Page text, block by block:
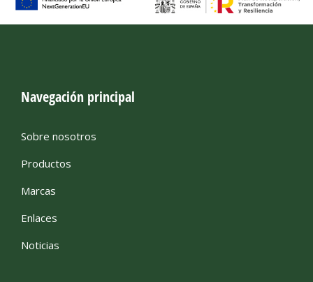
Navegación principal
Sobre nosotros
Productos
Marcas
Enlaces
Noticias